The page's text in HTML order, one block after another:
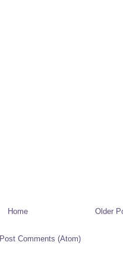
Older
Home
Post Comments (Atom)